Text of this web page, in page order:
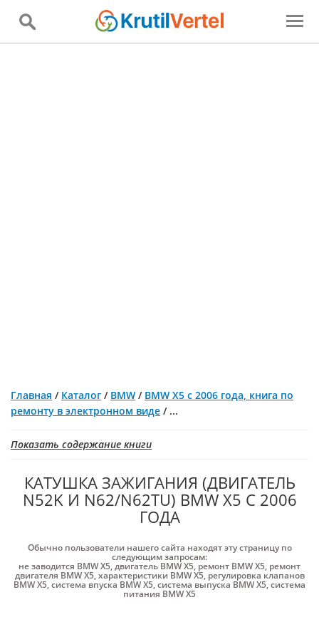
Главная / Каталог / BMW / BMW Х5 с 2006 года, книга по
ремонту в электронном виде / ...
Показать содержание книги
КАТУШКА ЗАЖИГАНИЯ (ДВИГАТЕЛЬ
N52K И N62/N62TU) BMW Х5 С 2006
ГОДА
Обычно пользователи нашего сайта находят эту страницу по
следующим запросам:
не заводится BMW X5,двигатель BMW X5, ремонт BMW X5, ремонт
двигателя BMW X5,характеристики BMW X5, регулировка клапанов
BMW X5,система впуска BMW X5,система выпуска BMW X5,система
питания BMW X5